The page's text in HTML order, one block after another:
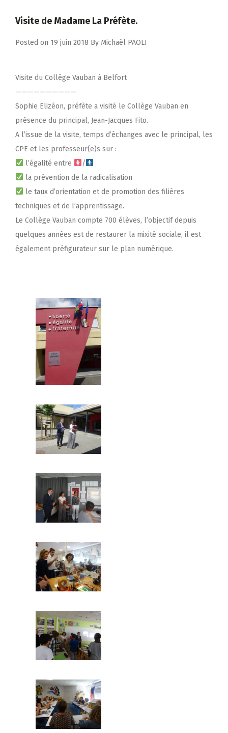
Visite de Madame La Préfète.
Posted on 19 juin 2018 By Michaël PAOLI
Visite du Collège Vauban à Belfort
——————————
Sophie Elizéon, préfète a visité le Collège Vauban en
présence du principal, Jean-Jacques Fito.
A l’issue de la visite, temps d’échanges avec le principal, les
CPE et les professeur(e)s sur :
l’égalité entre
/
la prévention de la radicalisation
le taux d’orientation et de promotion des filières
techniques et de l’apprentissage.
Le Collège Vauban compte 700 élèves, l’objectif depuis
quelques années est de restaurer la mixité sociale, il est
également préfigurateur sur le plan numérique.